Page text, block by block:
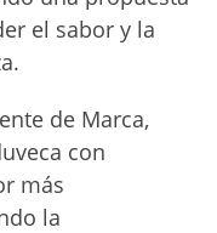
el sabor y la
de Marca,
con
más
la